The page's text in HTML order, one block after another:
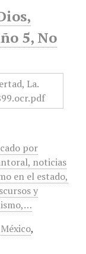
5, No
por
noticias
en el estado,
y
México,